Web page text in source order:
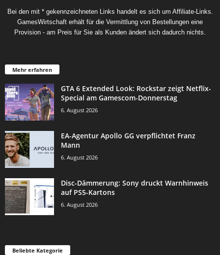
Bei den mit * gekennzeichneten Links handelt es sich um Affiliate-Links.
GamesWirtschaft erhält für die Vermittlung von Bestellungen eine
Provision - am Preis für Sie als Kunden ändert sich dadurch nichts.
Mehr erfahren
GTA 6 Extended Look: Rockstar zeigt Netflix-
Special am Gamescom-Donnerstag
6. August 2026
EA-Agentur Apollo GG verpflichtet Franz
Mann
6. August 2026
Disc-Dämmerung: Sony druckt Warnhinweis
auf PS5-Kartons
6. August 2026
Beliebte Kategorie